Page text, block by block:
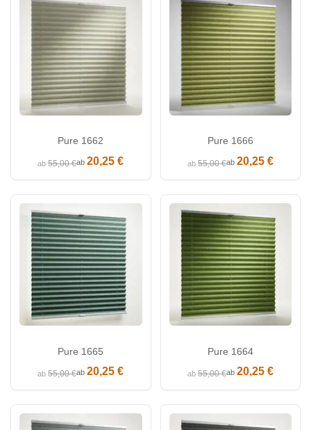
Pure 1662
ab55,00 €ab20,25 €
Pure 1666
ab55,00 €ab 20,25 €
Pure 1665
ab55,00 €ab20,25 €
Pure 1664
ab55,00 €ab 20,25 €